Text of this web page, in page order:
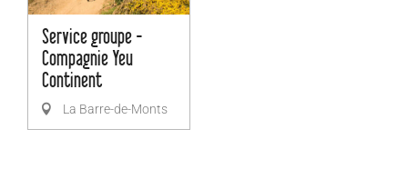
Service groupe -
Compagnie Yeu
Continent
La Barre-de-Monts